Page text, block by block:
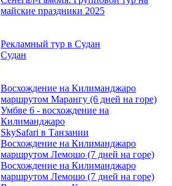
майские праздники 2025
Рекламный тур в Cудан
Cудан
Восхождение на Килиманджаро
маршрутом Марангу (6 дней на горе)
Умбве 6 - восхождение на
Килиманджаро
SkySafari в Танзании
Восхождение на Килиманджаро
маршрутом Лемошо (7 дней на горе)
Восхождение на Килиманджаро
маршрутом Лемошо (7 дней на горе)